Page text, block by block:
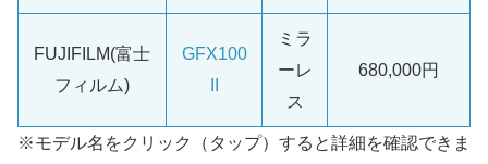
FUJIFILM(富士
フィルム)
GFX100
ミラ
ーレ
ス
680,000円
※モデル名をクリック（タップ）すると詳細を確認できま